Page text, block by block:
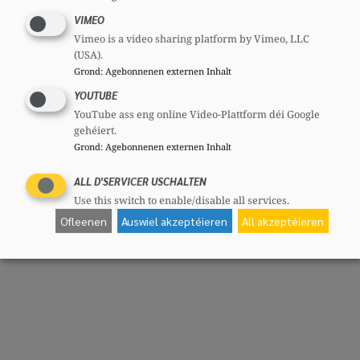
Hansen ënnerstrach.
Deelen
VIMEO
Vimeo is a video sharing platform by Vimeo, LLC
(USA).
Grond: Agebonnenen externen Inhalt
YOUTUBE
YouTube ass eng online Video-Plattform déi Google
gehéiert.
Grond: Agebonnenen externen Inhalt
ALL D'SERVICER USCHALTEN
Use this switch to enable/disable all services.
Ofleenen Auswiel akzeptéieren All akzeptéieren